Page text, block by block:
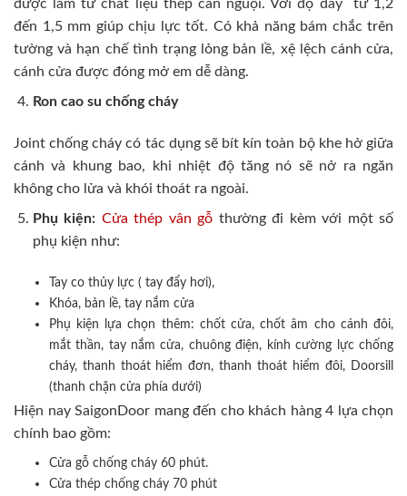
được làm từ chất liệu thép cán nguội. Với độ dày từ 1,2
đến 1,5 mm giúp chịu lực tốt. Có khả năng bám chắc trên
tường và hạn chế tình trạng lỏng bản lề, xệ lệch cánh cửa,
cánh cửa được đóng mở em dễ dàng.
Ron cao su chống cháy
Joint chống cháy có tác dụng sẽ bít kín toàn bộ khe hở giữa
cánh và khung bao, khi nhiệt độ tăng nó sẽ nở ra ngăn
không cho lửa và khói thoát ra ngoài.
Phụ kiện: Cửa thép vân gỗ thường đi kèm với một số
phụ kiện như:
Tay co thủy lực ( tay đẩy hơi),
Khóa, bản lề, tay nắm cửa
Phụ kiện lựa chọn thêm: chốt cửa, chốt âm cho cánh đôi,
mắt thần, tay nắm cửa, chuông điện, kính cường lực chống
cháy, thanh thoát hiểm đơn, thanh thoát hiểm đôi, Doorsill
(thanh chặn cửa phía dưới)
Hiện nay SaigonDoor mang đến cho khách hàng 4 lựa chọn
chính bao gồm:
Cửa gỗ chống cháy 60 phút.
Cửa thép chống cháy 70 phút